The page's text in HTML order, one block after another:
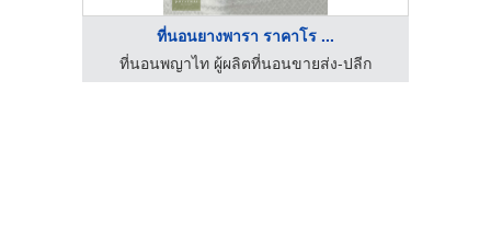
ที่นอนยางพารา ราคาโร ...
ที่นอนพญาไท ผู้ผลิตที่นอนขายส่ง-ปลีก